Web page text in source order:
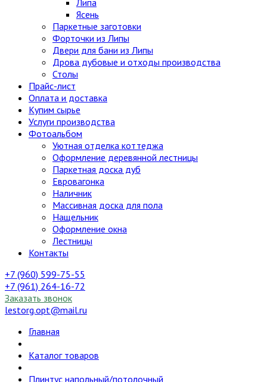
Липа
Ясень
Паркетные заготовки
Форточки из Липы
Двери для бани из Липы
Дрова дубовые и отходы производства
Столы
Прайс-лист
Оплата и доставка
Купим сырье
Услуги производства
Фотоальбом
Уютная отделка коттеджа
Оформление деревянной лестницы
Паркетная доска дуб
Евровагонка
Наличник
Массивная доска для пола
Нащельник
Оформление окна
Лестницы
Контакты
+7 (960) 599-75-55
+7 (961) 264-16-72
Заказать звонок
lestorg.opt@mail.ru
Главная
Каталог товаров
Плинтус напольный/потолочный